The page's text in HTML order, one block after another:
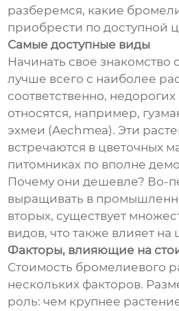
разберемся, какие
приобрести по доступной
Самые доступные виды
Начинать свое
лучше всего с наиболее
соответственно,
относятся, например,
эхмеи (Aechmea). Эти
встречаются в цветочных
питомниках по вполне
Почему они дешевле? Во-
выращивать в
вторых, существует
видов, что также влияет на
Факторы, влияющие на
Стоимость бромелиевого
нескольких факторов.
роль: чем крупнее